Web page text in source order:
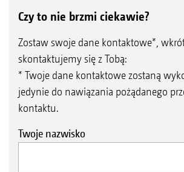
Czy to nie brzmi ciekawie?
Zostaw swoje dane kontaktowe*,
skontaktujemy się z Tobą:
* Twoje dane kontaktowe zostaną
jedynie do nawiązania pożądanego
kontaktu.
Twoje nazwisko